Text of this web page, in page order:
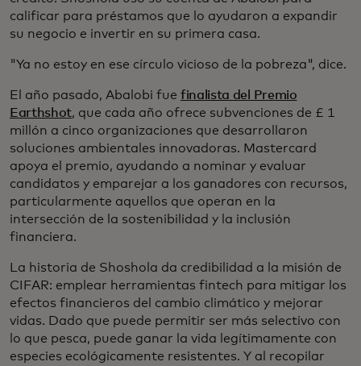
calificar para préstamos que lo ayudaron a expandir
su negocio e invertir en su primera casa.
"Ya no estoy en ese círculo vicioso de la pobreza", dice.
El año pasado, Abalobi fue finalista del Premio
Earthshot, que cada año ofrece subvenciones de £ 1
millón a cinco organizaciones que desarrollaron
soluciones ambientales innovadoras. Mastercard
apoya el premio, ayudando a nominar y evaluar
candidatos y emparejar a los ganadores con recursos,
particularmente aquellos que operan en la
intersección de la sostenibilidad y la inclusión
financiera.
La historia de Shoshola da credibilidad a la misión de
CIFAR: emplear herramientas fintech para mitigar los
efectos financieros del cambio climático y mejorar
vidas. Dado que puede permitir ser más selectivo con
lo que pesca, puede ganar la vida legítimamente con
especies ecológicamente resistentes. Y al recopilar